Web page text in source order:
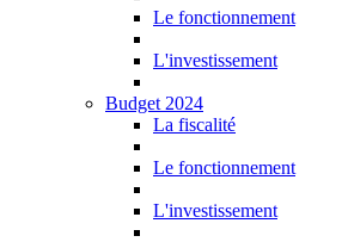
Le fonctionnement
L'investissement
Budget 2024
La fiscalité
Le fonctionnement
L'investissement